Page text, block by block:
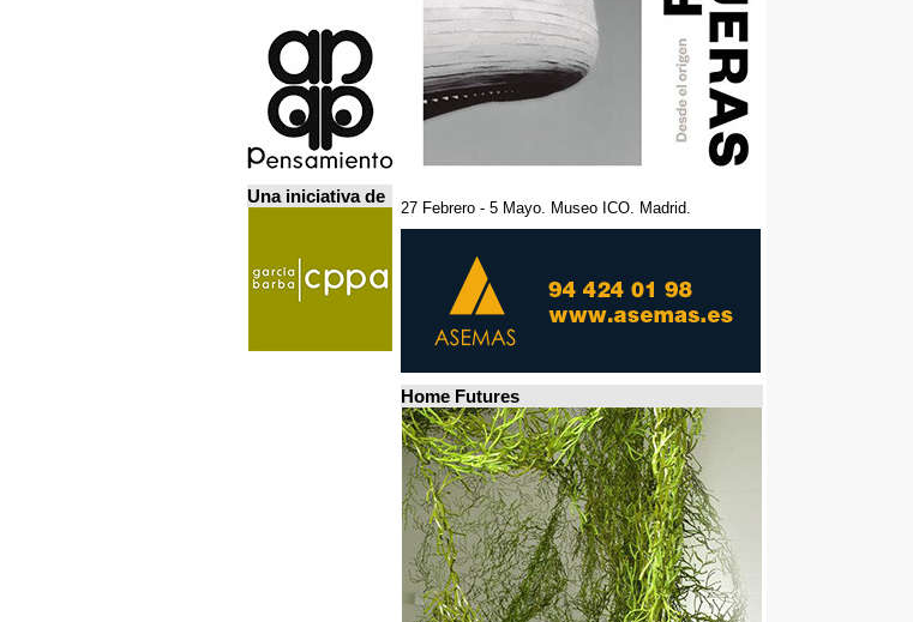
Una iniciativa de
27 Febrero - 5 Mayo. Museo ICO. Madrid.
Home Futures